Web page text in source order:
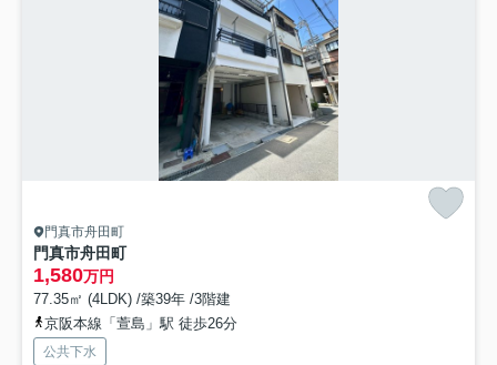
門真市舟田町
門真市舟田町
1,580万円
77.35㎡ (4LDK) /築39年 /3階建
京阪本線「萱島」駅 徒歩26分
公共下水